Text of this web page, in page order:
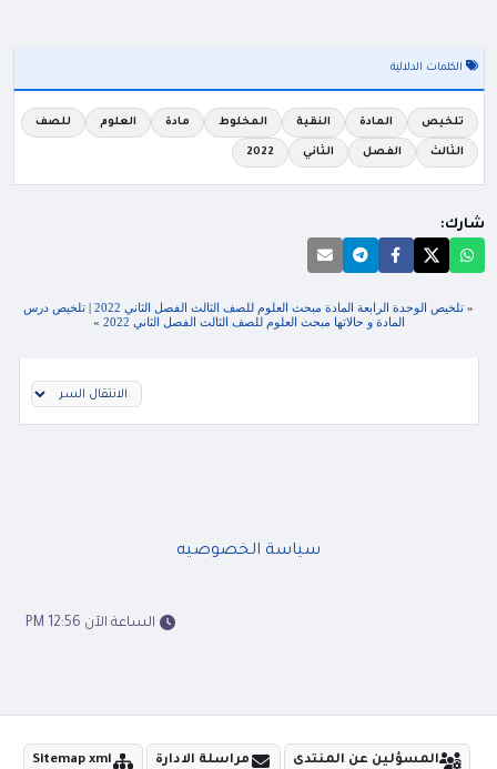
الكلمات الدلالية
تلخيص المادة النقية المخلوط مادة العلوم للصف
الثالث الفصل الثاني 2022
شارك:
« تلخيص الوحدة الرابعة المادة مبحث العلوم للصف الثالث الفصل الثاني 2022 | تلخيص درس
المادة و حالاتها مبحث العلوم للصف الثالث الفصل الثاني 2022
»
سياسة الخصوصيه
الساعة الآن 12:56 PM
المسؤلين عن المنتدى مراسلة الادارة Sitemap xml